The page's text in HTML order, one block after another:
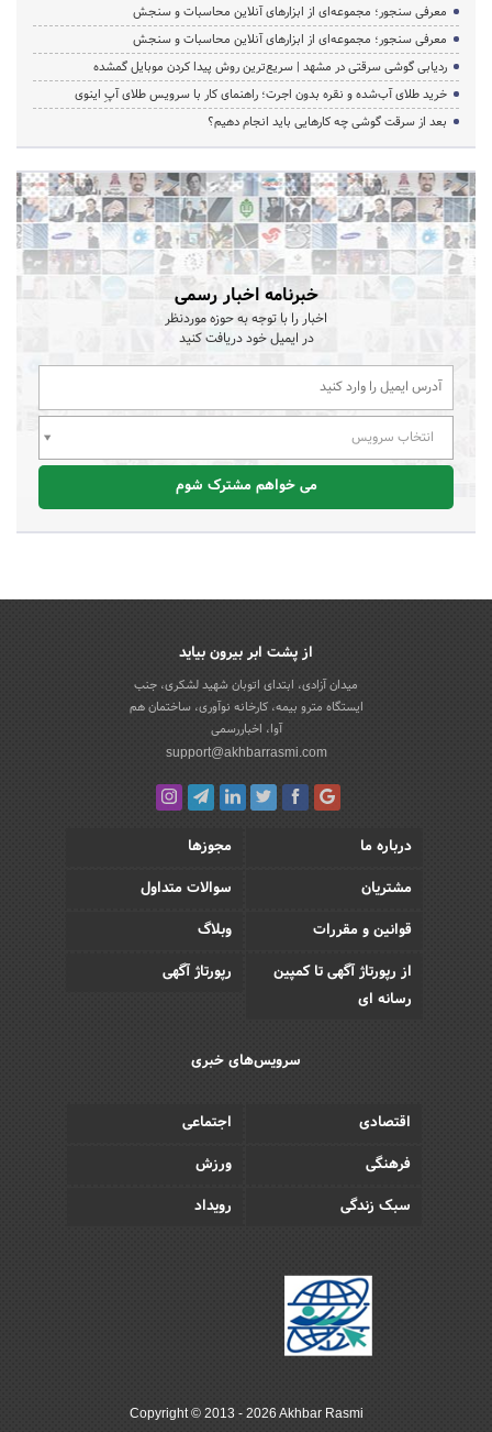
معرفی سنجور؛ مجموعه‌ای از ابزارهای آنلاین محاسبات و سنجش
معرفی سنجور؛ مجموعه‌ای از ابزارهای آنلاین محاسبات و سنجش
ردیابی گوشی سرقتی در مشهد | سریع‌ترین روش پیدا کردن موبایل گمشده
خرید طلای آب‌شده و نقره بدون اجرت؛ راهنمای کار با سرویس طلای آپِ اینوی
بعد از سرقت گوشی چه کارهایی باید انجام دهیم؟
خبرنامه اخبار رسمی
اخبار را با توجه به حوزه موردنظر
در ایمیل خود دریافت کنید
انتخاب سرویس
می خواهم مشترک شوم
از پشت ابر بیرون بیاید
میدان آزادی، ابتدای اتوبان شهید لشکری، جنب
ایستگاه مترو بیمه، کارخانه نوآوری، ساختمان هم
آوا، اخباررسمی
support@akhbarrasmi.com
درباره ما
مجوزها
مشتریان
سوالات متداول
قوانین و مقررات
وبلاگ
از رپورتاژ آگهی تا کمپین
رسانه ای
رپورتاژ آگهی
سرویس‌های خبری
اقتصادی
اجتماعی
فرهنگی
ورزش
سبک زندگی
رویداد
Copyright © 2013 - 2026 Akhbar Rasmi